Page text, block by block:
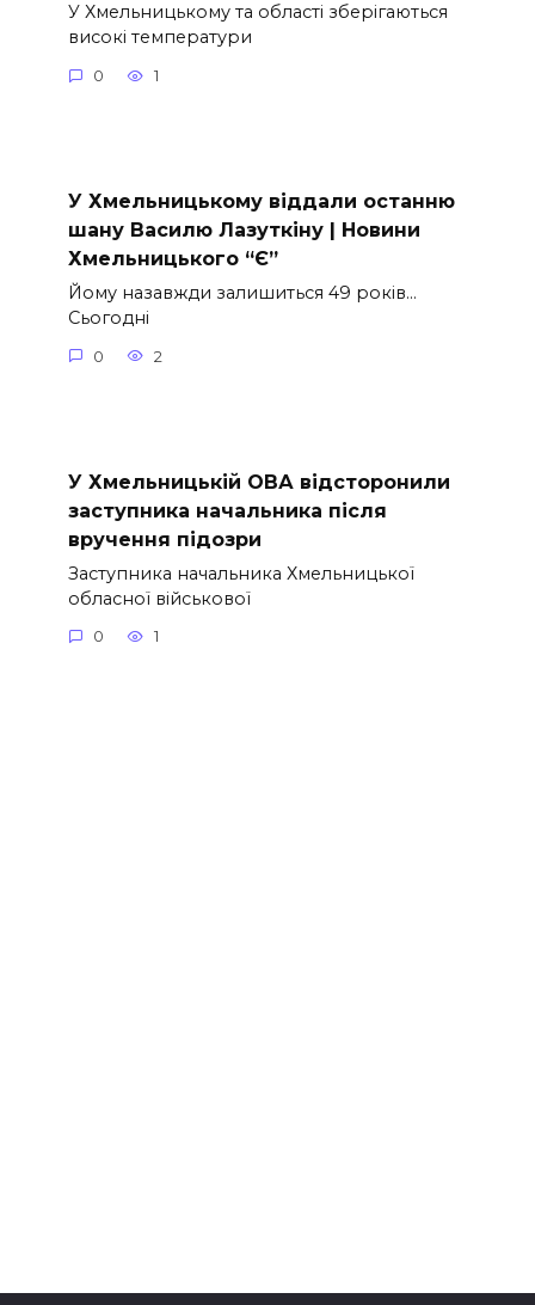
У Хмельницькому та області зберігаються
високі температури
0 1
У Хмельницькому віддали останню
шану Василю Лазуткіну | Новини
Хмельницького “Є”
Йому назавжди залишиться 49 років…
Сьогодні
0 2
У Хмельницькій ОВА відсторонили
заступника начальника після
вручення підозри
Заступника начальника Хмельницької
обласної військової
0 1